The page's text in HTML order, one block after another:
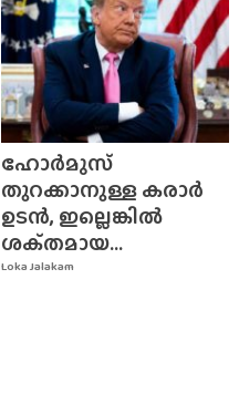
Loka Jalakam
ഹോർമുസ്
തുറക്കാനുള്ള കരാർ
ഉടൻ, ഇല്ലെങ്കിൽ
ശക്‌തമായ...